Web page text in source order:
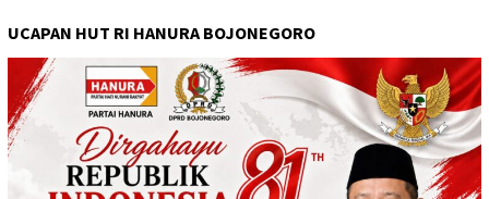
UCAPAN HUT RI HANURA BOJONEGORO